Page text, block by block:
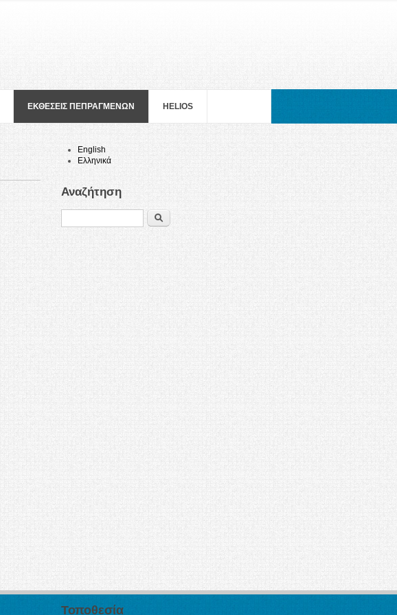
ΕΚΘΕΣΕΙΣ ΠΕΠΡΑΓΜΕΝΩΝ HELIOS
English
Ελληνικά
Αναζήτηση
Search
Τοποθεσία